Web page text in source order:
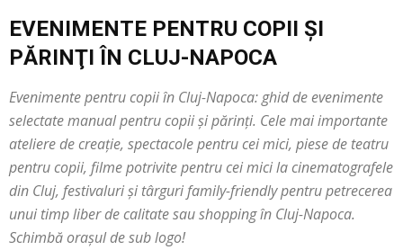
EVENIMENTE PENTRU COPII ŞI
PĂRINŢI ÎN CLUJ-NAPOCA
Evenimente pentru copii în Cluj-Napoca: ghid de evenimente
selectate manual pentru copii și părinți. Cele mai importante
ateliere de creație, spectacole pentru cei mici, piese de teatru
pentru copii, filme potrivite pentru cei mici la cinematografele
din Cluj, festivaluri și târguri family-friendly pentru petrecerea
unui timp liber de calitate sau shopping în Cluj-Napoca.
Schimbă orașul de sub logo!